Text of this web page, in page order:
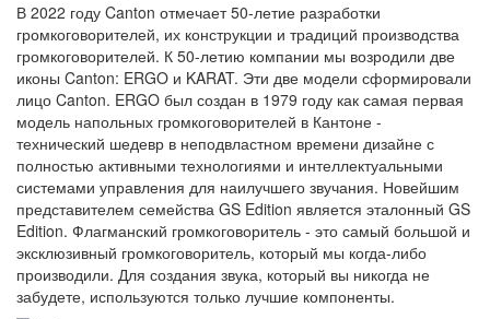
В 2022 году Canton отмечает 50-летие разработки
громкоговорителей, их конструкции и традиций производства
громкоговорителей. К 50-летию компании мы возродили две
иконы Canton: ERGO и KARAT. Эти две модели сформировали
лицо Canton. ERGO был создан в 1979 году как самая первая
модель напольных громкоговорителей в Кантоне -
технический шедевр в неподвластном времени дизайне с
полностью активными технологиями и интеллектуальными
системами управления для наилучшего звучания. Новейшим
представителем семейства GS Edition является эталонный GS
Edition. Флагманский громкоговоритель - это самый большой и
эксклюзивный громкоговоритель, который мы когда-либо
производили. Для создания звука, который вы никогда не
забудете, используются только лучшие компоненты.